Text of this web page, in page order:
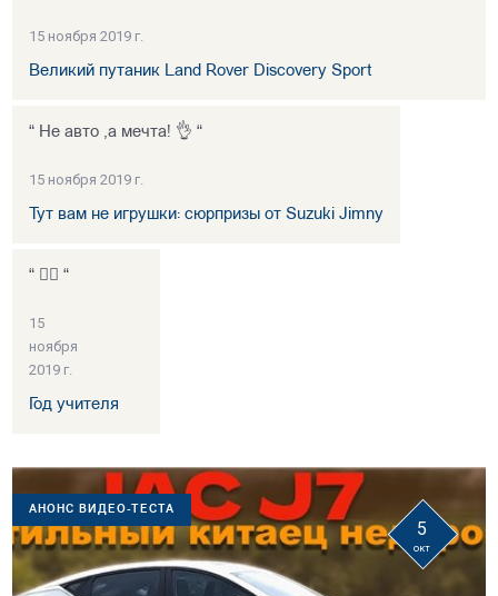
15 ноября 2019 г.
Великий путаник Land Rover Discovery Sport
“ Не авто ,а мечта! 👌 “
15 ноября 2019 г.
Тут вам не игрушки: сюрпризы от Suzuki Jimny
“ 👍🏻 “
15
ноября
2019 г.
Год учителя
АНОНС ВИДЕО-ТЕСТА
5
окт